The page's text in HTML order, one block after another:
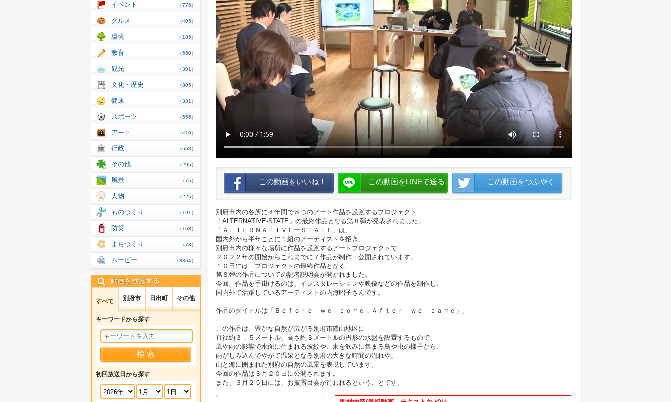
この動画をいいね！ この動画をLINEで送る この動画をつぶやく
別府市内の各所に４年間で８つのアート作品を設置するプロジェクト
「ALTERNATIVE-STATE」の最終作品となる第８弾が発表されました。
「ＡＬＴＥＲＮＡＴＩＶＥーＳＴＡＴＥ」は、
国内外から半年ごとに１組のアーティストを招き、
別府市内の様々な場所に作品を設置するアートプロジェクトで
２０２２年の開始からこれまでに７作品が制作・公開されています。
１０日には、プロジェクトの最終作品となる
第８弾の作品についての記者説明会が開かれました。
今回、作品を手掛けるのは、インスタレーションや映像などの作品を制作し、
国内外で活躍しているアーティストの内海昭子さんです。
作品のタイトルは「Ｂｅｆｏｒｅ ｗｅ ｃｏｍｅ，Ａｆｔｅｒ ｗｅ ｃａｍｅ」。
この作品は、豊かな自然が広がる別府市隠山地区に
直径約３．５メートル、高さ約３メートルの円形の水盤を設置するもので、
風や雨の影響で水面に生まれる波紋や、水を飲みに集まる鳥や虫の様子から、
雨がしみ込んでやがて温泉となる別府の大きな時間の流れや、
山と海に囲まれた別府の自然の風景を表現しています。
今回の作品は３月２０日に公開されます。
また、３月２５日には、お披露目会が行われるということです。
イベント （776）
グルメ （405）
環境 （185）
教育 （650）
観光 （301）
文化・歴史 （805）
健康 （331）
スポーツ （556）
アート （410）
行政 （653）
その他 （295）
風景 （75）
人物 （225）
ものづくり （191）
防災 （168）
まちづくり （73）
ムービー （3364）
動画を検索する
すべて 別府市 日出町 その他
キーワードから探す
初回放送日から探す